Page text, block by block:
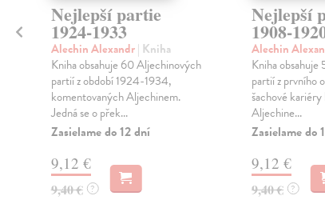
Nejlepší partie
1924-1933
Alechin Alexandr| Kniha
Kniha obsahuje 60 Aljechinových
partií z období 1924-1934,
komentovaných Aljechinem.
Jedná se o přek...
Zasielame do 12 dní
9,12 €
9,40 € ?
Nejlepší
1908-
Alechin
Kniha
partií z prvního
šachové
Aljechine...
Zasielame do
9,12 €
9,40 € ?